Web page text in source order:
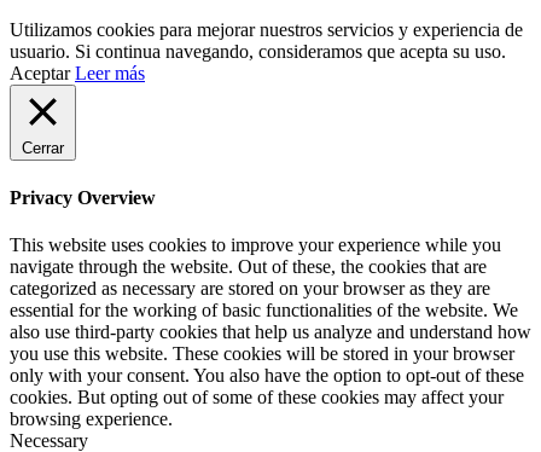
Utilizamos cookies para mejorar nuestros servicios y experiencia de
usuario. Si continua navegando, consideramos que acepta su uso.
Aceptar Leer más
Cerrar
Privacy Overview
This website uses cookies to improve your experience while you
navigate through the website. Out of these, the cookies that are
categorized as necessary are stored on your browser as they are
essential for the working of basic functionalities of the website. We
also use third-party cookies that help us analyze and understand how
you use this website. These cookies will be stored in your browser
only with your consent. You also have the option to opt-out of these
cookies. But opting out of some of these cookies may affect your
browsing experience.
Necessary